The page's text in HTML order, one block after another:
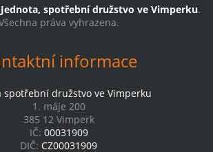
Jednota, spotřební družstvo ve Vimperku.
práva vyhrazena.
informace
spotřební družstvo ve Vimperku
1. máje 200
385 12 Vimperk
IČ: 00031909
DIČ: CZ00031909